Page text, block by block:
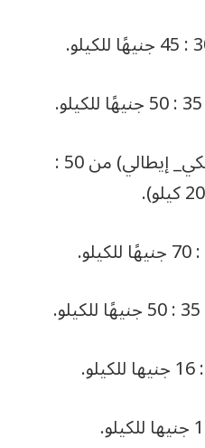
تراوحت أسعار تفاح (امريكي_ إيطالي) من 50 :